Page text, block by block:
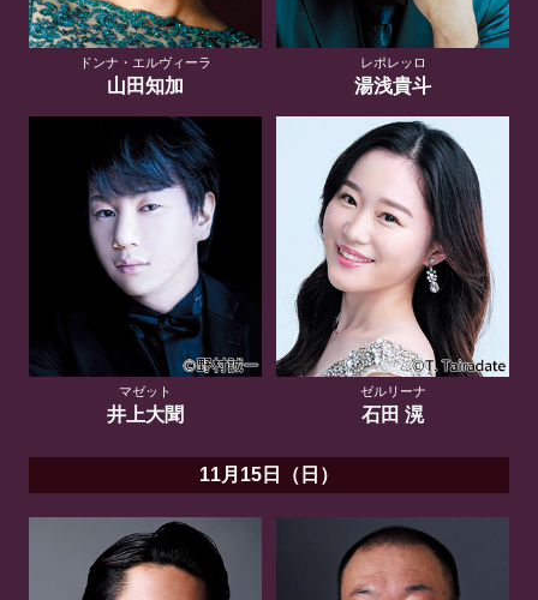
ドンナ・エルヴィーラ
山田知加
レポレッロ
湯浅貴斗
マゼット
井上大聞
ゼルリーナ
石田 滉
11月15日（日）